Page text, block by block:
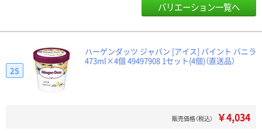
バリエーション一覧へ
ハーゲンダッツ ジャパン [アイス] パイント バニラ
473ml×4個 49497908 1セット(4個)（直送品）
25
販売価格（税込） ￥4,034